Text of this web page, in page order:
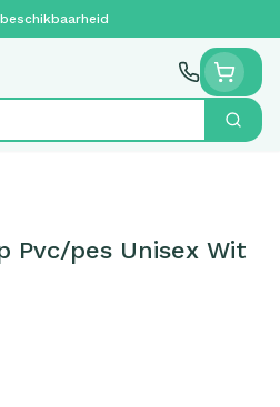
Zoek
Pvc/pes Unisex Wit